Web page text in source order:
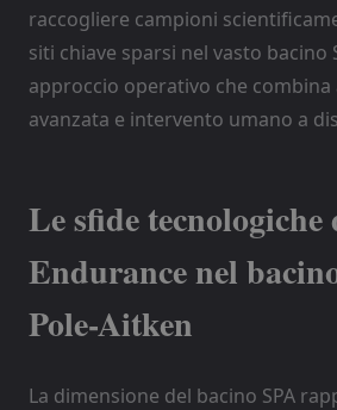
raccogliere campioni
siti chiave sparsi nel vasto bacino
approccio operativo che
avanzata e intervento umano a
Le sfide tecnologiche
Endurance nel
Pole-Aitken
La dimensione del bacino SPA